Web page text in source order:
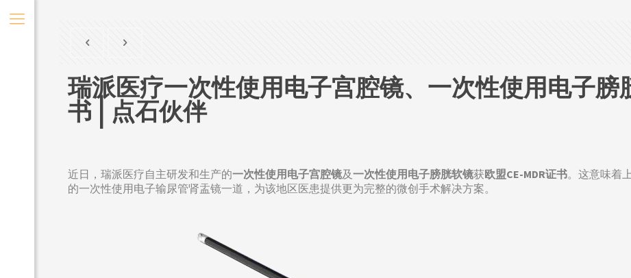
瑞派医疗一次性使用电子宫腔镜、一次性使用电子膀
书 | 点石伙伴
近日，瑞派医疗自主研发和生产的一次性使用电子宫腔镜及一次性使用电子膀胱软镜获欧盟CE-MDR证书。这意味着
的一次性使用电子输尿管肾盂镜一道，为该地区医患提供更为完整的微创手术解决方案。